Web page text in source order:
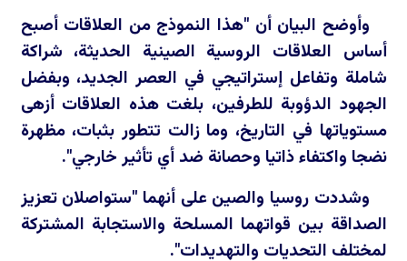
وأوضح البيان أن "هذا النموذج من العلاقات أصبح
أساس العلاقات الروسية الصينية الحديثة، شراكة
شاملة وتفاعل إستراتيجي في العصر الجديد، وبفضل
الجهود الدؤوبة للطرفين، بلغت هذه العلاقات أزهى
مستوياتها في التاريخ، وما زالت تتطور بثبات، مظهرة
نضجا واكتفاء ذاتيا وحصانة ضد أي تأثير خارجي".
وشددت روسيا والصين على أنهما "ستواصلان تعزيز
الصداقة بين قواتهما المسلحة والاستجابة المشتركة
لمختلف التحديات والتهديدات".